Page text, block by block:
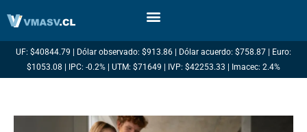
UF: $40844.79 | Dólar observado: $913.86 | Dólar acuerdo: $758.87 | Euro:
$1053.08 | IPC: -0.2% | UTM: $71649 | IVP: $42253.33 | Imacec: 2.4%